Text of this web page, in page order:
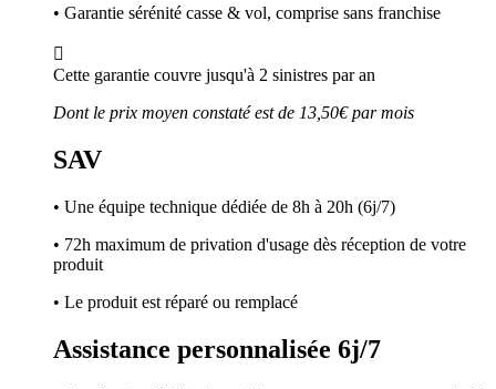
• Garantie sérénité casse & vol, comprise sans franchise

Cette garantie couvre jusqu'à 2 sinistres par an
Dont le prix moyen constaté est de 13,50€ par mois
SAV
• Une équipe technique dédiée de 8h à 20h (6j/7)
• 72h maximum de privation d'usage dès réception de votre
produit
• Le produit est réparé ou remplacé
Assistance personnalisée 6j/7